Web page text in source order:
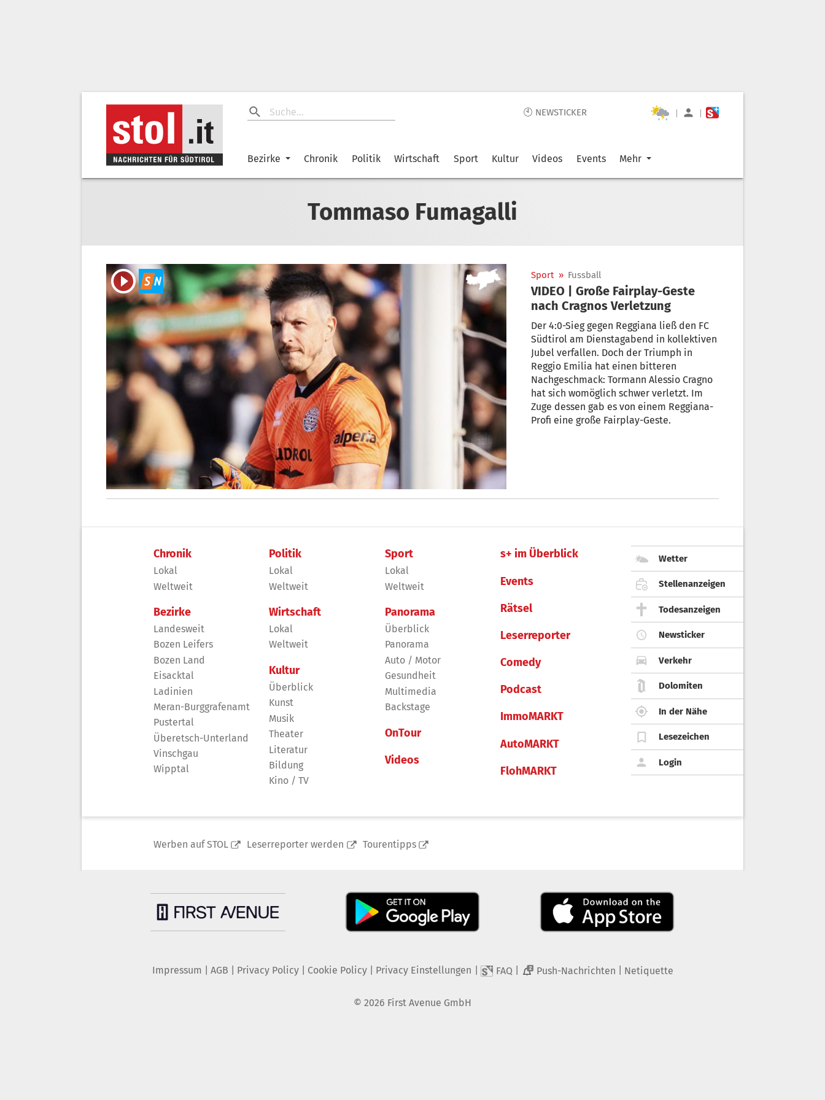
🕙 NEWSTICKER | |
Bezirke Chronik Politik Wirtschaft Sport Kultur Videos Events Mehr
Tommaso Fumagalli
Sport » Fussball
VIDEO | Große Fairplay-Geste
nach Cragnos Verletzung
Der 4:0-Sieg gegen Reggiana ließ den FC
Südtirol am Dienstagabend in kollektiven
Jubel verfallen. Doch der Triumph in
Reggio Emilia hat einen bitteren
Nachgeschmack: Tormann Alessio Cragno
hat sich womöglich schwer verletzt. Im
Zuge dessen gab es von einem Reggiana-
Profi eine große Fairplay-Geste.
Chronik
Lokal
Weltweit
Bezirke
Landesweit
Bozen Leifers
Bozen Land
Eisacktal
Ladinien
Meran-Burggrafenamt
Pustertal
Überetsch-Unterland
Vinschgau
Wipptal
Politik
Lokal
Weltweit
Wirtschaft
Lokal
Weltweit
Kultur
Überblick
Kunst
Musik
Theater
Literatur
Bildung
Kino / TV
Sport
Lokal
Weltweit
Panorama
Überblick
Panorama
Auto / Motor
Gesundheit
Multimedia
Backstage
OnTour
Videos
s+ im Überblick
Events
Rätsel
Leserreporter
Comedy
Podcast
ImmoMARKT
AutoMARKT
FlohMARKT
Wetter
Stellenanzeigen
Todesanzeigen
Newsticker
Verkehr
Dolomiten
In der Nähe
Lesezeichen
Login
Werben auf STOL Leserreporter werden Tourentipps
Impressum AGB Privacy Policy| Cookie Policy| Privacy Einstellungen FAQ 2 Push-Nachrichten Netiquette
© 2026 First Avenue GmbH